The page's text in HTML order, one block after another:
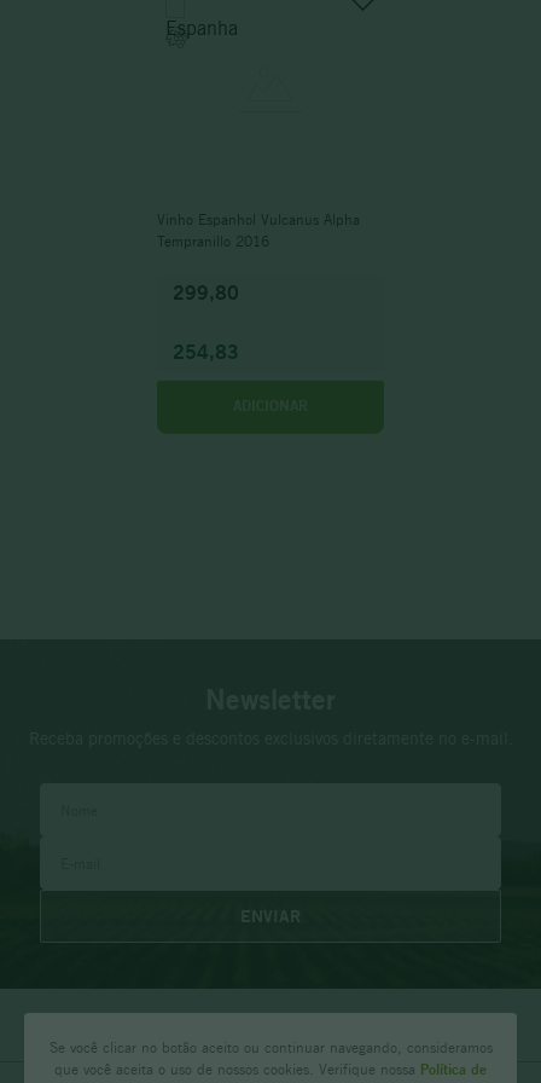
Se você clicar no botão aceito ou continuar navegando, consideramos
que você aceita o uso de nossos cookies. Verifique nossa Política de
Vinho Espanhol Vulcanus Alpha
Tempranillo 2016
299,80
254,83
ADICIONAR
ENVIAR